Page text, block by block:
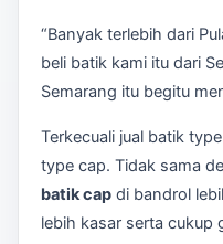
“Banyak terlebih dari
beli batik kami itu dari
Semarang itu begitu
Terkecuali jual batik
type cap. Tidak sama
batik cap di bandrol
lebih kasar serta cukup